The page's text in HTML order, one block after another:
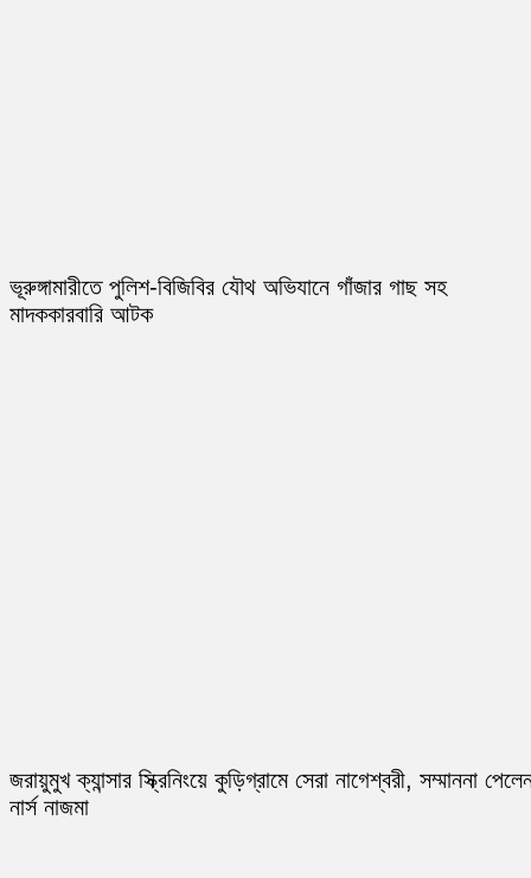
ভূরুঙ্গামারীতে পুলিশ-বিজিবির যৌথ অভিযানে গাঁজার গাছ সহ
মাদককারবারি আটক
জরায়ুমুখ ক্যান্সার স্ক্রিনিংয়ে কুড়িগ্রামে সেরা নাগেশ্বরী, সম্মাননা
নার্স নাজমা